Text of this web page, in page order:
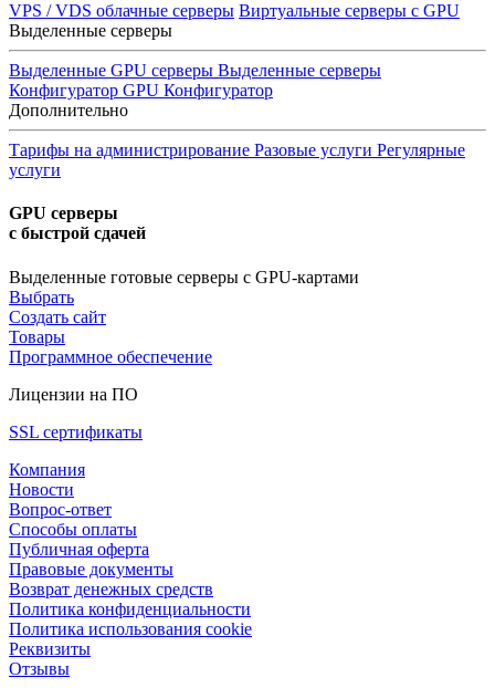
VPS / VDS облачные серверы Виртуальные серверы с GPU
Выделенные серверы
Выделенные GPU серверы Выделенные серверы
Конфигуратор GPU Конфигуратор
Дополнительно
Тарифы на администрирование Разовые услуги Регулярные
услуги
GPU серверы
с быстрой сдачей
Выделенные готовые серверы с GPU-картами
Выбрать
Создать сайт
Товары
Программное обеспечение
Лицензии на ПО
SSL сертификаты
Компания
Новости
Вопрос-ответ
Способы оплаты
Публичная оферта
Правовые документы
Возврат денежных средств
Политика конфиденциальности
Политика использования cookie
Реквизиты
Отзывы